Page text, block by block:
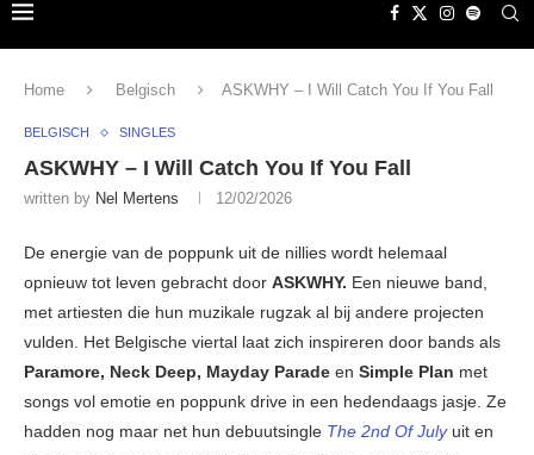
Home Belgisch ASKWHY – I Will Catch You If You Fall
BELGISCH SINGLES
ASKWHY – I Will Catch You If You Fall
written by Nel Mertens 12/02/2026
De energie van de poppunk uit de nillies wordt helemaal
opnieuw tot leven gebracht door ASKWHY. Een nieuwe band,
met artiesten die hun muzikale rugzak al bij andere projecten
vulden. Het Belgische viertal laat zich inspireren door bands als
Paramore, Neck Deep, Mayday Parade en Simple Plan met
songs vol emotie en poppunk drive in een hedendaags jasje. Ze
hadden nog maar net hun debuutsingle The 2nd Of Julyuit en